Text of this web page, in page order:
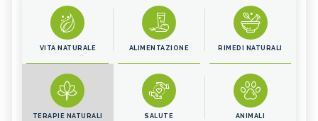
VITA NATURALE ALIMENTAZIONE RIMEDI NATURALI
TERAPIE NATURALI SALUTE ANIMALI